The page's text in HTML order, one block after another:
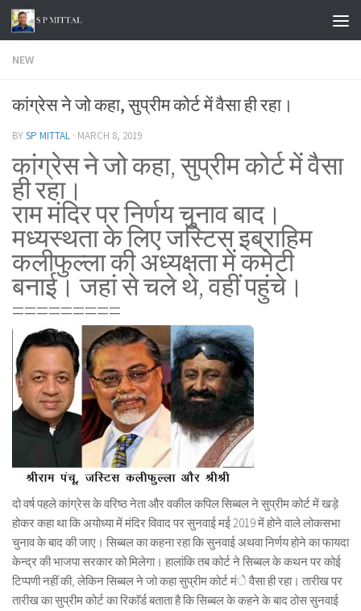
Skip to content
NEW
कांग्रेस ने जो कहा, सुप्रीम कोर्ट में वैसा ही रहा।
BYSP MITTAL · MARCH 8, 2019
कांग्रेस ने जो कहा, सुप्रीम कोर्ट में वैसा
ही रहा।
राम मंदिर पर निर्णय चुनाव बाद।
मध्यस्थता के लिए जस्टिस इब्राहिम
कलीफुल्ला की अध्यक्षता में कमेटी
बनाई।जहां से चले थे, वहीं पहुंचे।
=========
दो वर्ष पहले कांग्रेस के वरिष्ठ नेता और वकील कपिल सिब्बल ने सुप्रीम कोर्ट में खड़े
होकर कहा था कि अयोध्या में मंदिर विवाद पर सुनवाई मई 2019 में होने वाले लोकसभा
चुनाव के बाद की जाए। सिब्बल का कहना रहा कि सुनवाई अथवा निर्णय होने का फायदा
केन्द्र की भाजपा सरकार को मिलेगा। हालांकि तब कोर्ट ने सिब्बल के कथन पर कोई
टिप्पणी नहीं की, लेकिन सिब्बल ने जो कहा सुप्रीम कोर्ट मंे वैसा ही रहा। तारीख पर
तारीख का सुप्रीम कोर्ट का रिकाॅर्ड बताता है कि सिब्बल के कहने के बाद ठोस सुनवाई